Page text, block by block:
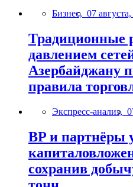
Бизнес, 07
Традиционные
давлением
Азербайджану
правила
Экспресс-анализ,
BP и партнёры
сохранив